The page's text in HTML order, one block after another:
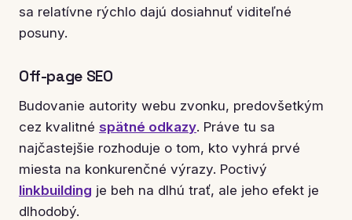
sa relatívne rýchlo dajú dosiahnuť viditeľné
posuny.
Off-page SEO
Budovanie autority webu zvonku, predovšetkým
cez kvalitné spätné odkazy. Práve tu sa
najčastejšie rozhoduje o tom, kto vyhrá prvé
miesta na konkurenčné výrazy. Poctivý
linkbuilding je beh na dlhú trať, ale jeho efekt je
dlhodobý.